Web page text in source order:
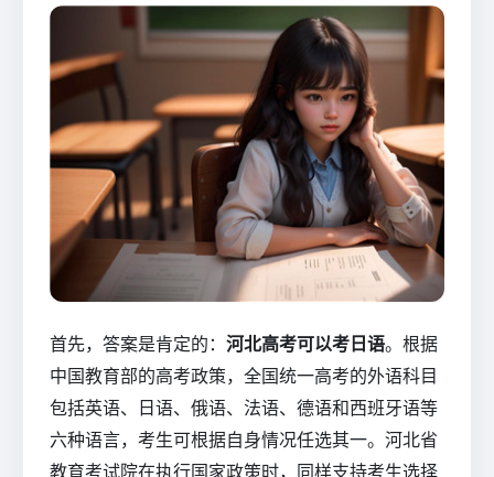
首先，答案是肯定的： 河北高考可以考日语。根据
中国教育部的高考政策，全国统一高考的外语科目
包括英语、日语、俄语、法语、德语和西班牙语等
六种语言，考生可根据自身情况任选其一。河北省
教育考试院在执行国家政策时，同样支持考生选择